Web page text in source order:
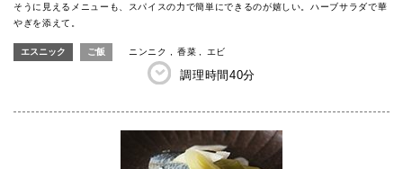
そうに見えるメニューも、スパイスの力で簡単にできるのが嬉しい。ハーブサラダで華
やぎを添えて。
エスニック ご飯 ニンニク 香菜 エビ
調理時間40分